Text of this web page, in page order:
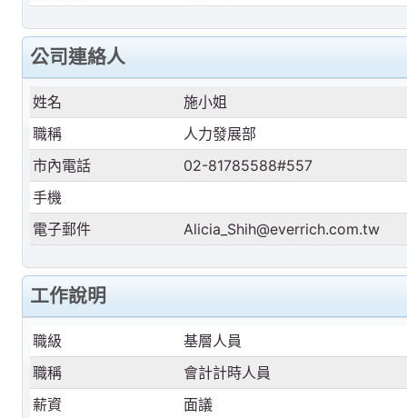
公司連絡人
姓名
施小姐
職稱
人力發展部
市內電話
02-81785588#557
手機
電子郵件
Alicia_Shih@everrich.com.tw
工作說明
職級
基層人員
職稱
會計計時人員
薪資
面議